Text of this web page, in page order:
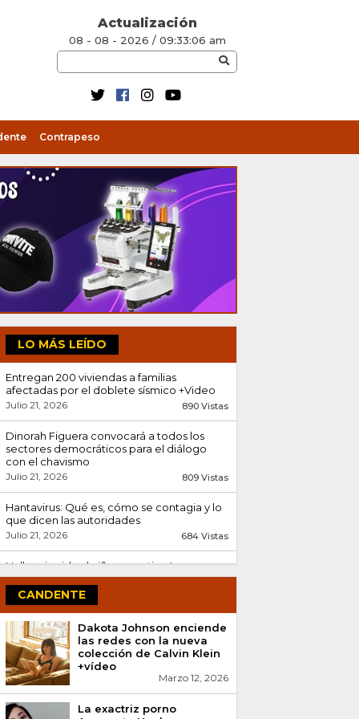
Actualización
08 - 08 - 2026 / 09:33:06 am
Contrapeso
LO MÁS LEÍDO
Entregan 200 viviendas a familias
afectadas por el doblete sísmico +Video
Julio 21, 2026 890 Vistas
Dinorah Figuera convocará a todos los
sectores democráticos para el diálogo
con el chavismo
Julio 21, 2026 809 Vistas
Hantavirus: Qué es, cómo se contagia y lo
que dicen las autoridades
Julio 21, 2026 684 Vistas
Hallan sin vida al niño argentino Lucas
Gámez tras el doble terremoto en
Venezuela
Julio 08, 2026
Encontrados abrazados: La conmovedora
historia tras el rescate de Fabio Bastardo y
su madre en La...
Julio 13, 2026 507 Vistas
Minsalud confirma tres decesos por
CANDENTE
Dakota Johnson enciende
las redes con la nueva
colección de Calvin Klein
+vídeo
Marzo 12, 2026
La exactriz porno